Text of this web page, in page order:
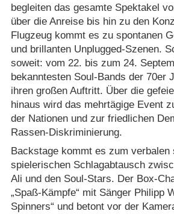
begleiten das gesamte Spektakel
über die Anreise bis hin zu den
Flugzeug kommt es zu spontanen
und brillanten Unplugged-Szenen.
soweit: vom 22. bis zum 24.
bekanntesten Soul-Bands der 70er
ihren großen Auftritt. Über die
hinaus wird das mehrtägige Event
der Nationen und zur friedlichen
Rassen-Diskriminierung.
Backstage kommt es zum verbalen
spielerischen Schlagabtausch
Ali und den Soul-Stars. Der Box-
„Spaß-Kämpfe“ mit Sänger Philipp
Spinners“ und betont vor der